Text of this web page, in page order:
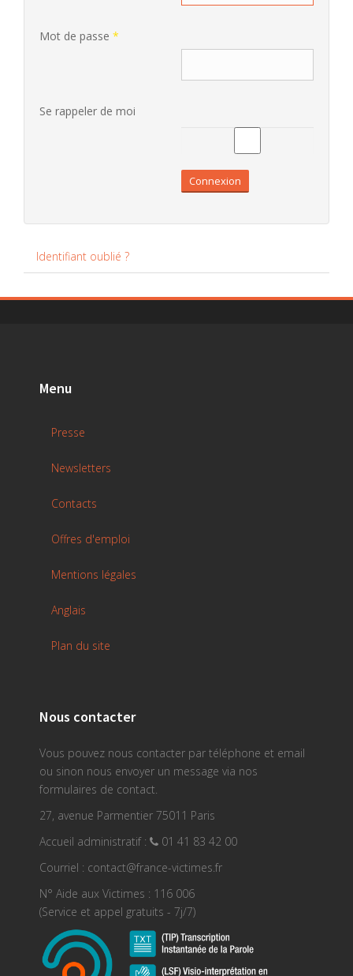
Mot de passe *
Se rappeler de moi
Connexion
Identifiant oublié ?
Menu
Presse
Newsletters
Contacts
Offres d'emploi
Mentions légales
Anglais
Plan du site
Nous contacter
Vous pouvez nous contacter par téléphone et email
ou sinon nous envoyer un message via nos
formulaires de contact.
27, avenue Parmentier 75011 Paris
Accueil administratif :
01 41 83 42 00
Courriel : contact@france-victimes.fr
N° Aide aux Victimes : 116 006
(Service et appel gratuits - 7j/7)